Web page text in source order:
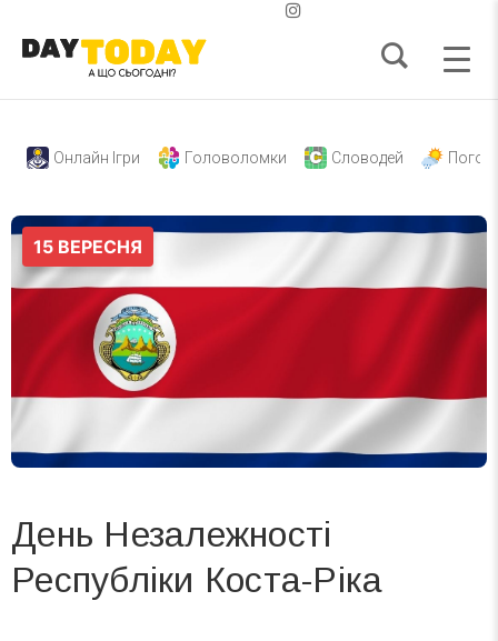
Онлайн Ігри Головоломки Словодей
День Незалежності
Республіки Коста-Ріка